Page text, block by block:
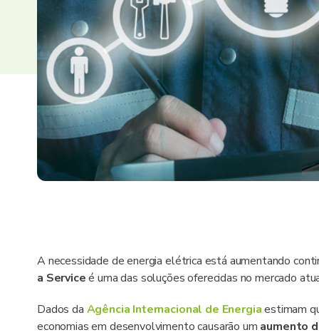
A necessidade de energia elétrica está aumentando
a Serviceé uma das soluções oferecidas no mercado
Dados da Agência Internacional de Energiaestimam
economias em desenvolvimento causarão um aumento